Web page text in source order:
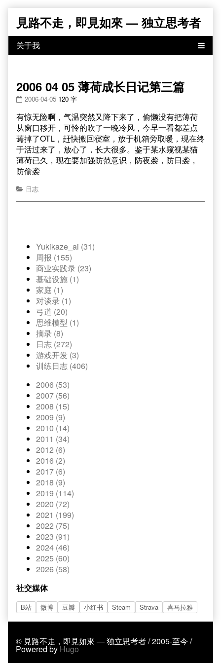
content
見路不走，即見如來 — 独立思考者
2006 04 05 薄荷成长日记第三篇
2006-04-05 120 字
有惊无险啊，气温突然又降下来了，偷懒没有把薄荷
从窗口移开，可怜的吹了一晚冷风，今早一看都差点
蔫掉了OTL，赶快搬回寝室，放于机箱旁取暖，现在终
于活过来了，放心了，长大很多。鉴于某水窥视某猫
薄荷已久，现在要加强防范意识，防夜袭，防日袭，
防偷袭
日志
Yukikaze_ai (31)
周报 (155)
商业实践录 (23)
基础设施 (1)
家庭 (1)
对谈录 (1)
弓道 (20)
思维模型 (1)
摘录 (8)
日志 (272)
游戏开发 (3)
训练日志 (406)
2006 (53)
2007 (56)
2008 (15)
2009 (9)
2010 (14)
2011 (34)
2012 (6)
2016 (2)
2017 (6)
2018 (9)
2019 (114)
2020 (72)
2021 (199)
2022 (75)
2023 (91)
2024 (46)
2025 (60)
2026 (58)
社交媒体
B站 微博 豆瓣 小红书 Steam Strava 喜马拉雅
© 見路不走，即見如來 — 独立思考者 / 2005-至今 /
Powered byHugo